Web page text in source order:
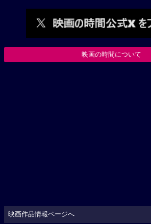
映画の時間について
映画作品情報ページへ